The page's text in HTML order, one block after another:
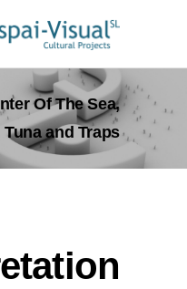
Of The Sea,
Tuna and Traps